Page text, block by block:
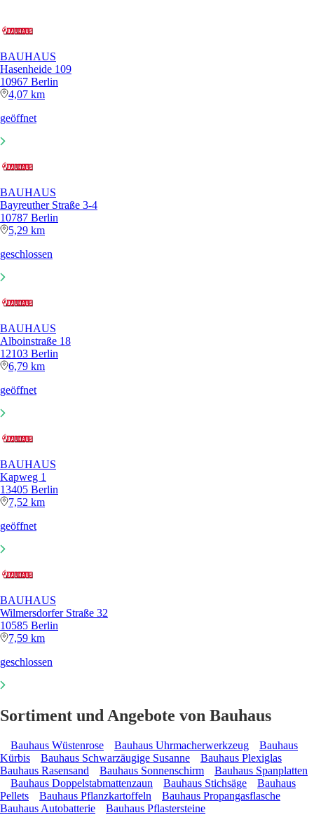
BAUHAUS
Hasenheide 109
10967 Berlin
4,07 km
geöffnet
BAUHAUS
Bayreuther Straße 3-4
10787 Berlin
5,29 km
geschlossen
BAUHAUS
Alboinstraße 18
12103 Berlin
6,79 km
geöffnet
BAUHAUS
Kapweg 1
13405 Berlin
7,52 km
geöffnet
BAUHAUS
Wilmersdorfer Straße 32
10585 Berlin
7,59 km
geschlossen
Sortiment und Angebote von Bauhaus
Bauhaus Wüstenrose Bauhaus Uhrmacherwerkzeug
Bauhaus
Kürbis
Bauhaus Schwarzäugige Susanne
Bauhaus Plexiglas
Bauhaus Rasensand
Bauhaus Sonnenschirm
Bauhaus Spanplatten
Bauhaus Doppelstabmattenzaun
Bauhaus Stichsäge
Bauhaus
Pellets
Bauhaus Pflanzkartoffeln
Bauhaus Propangasflasche
Bauhaus Autobatterie
Bauhaus Pflastersteine